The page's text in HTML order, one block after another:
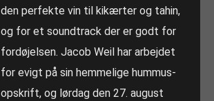
den perfekte vin til kikærter og tahin,
og for et soundtrack der er godt for
fordøjelsen. Jacob Weil har arbejdet
for evigt på sin hemmelige hummus-
opskrift, og lørdag den 27. august